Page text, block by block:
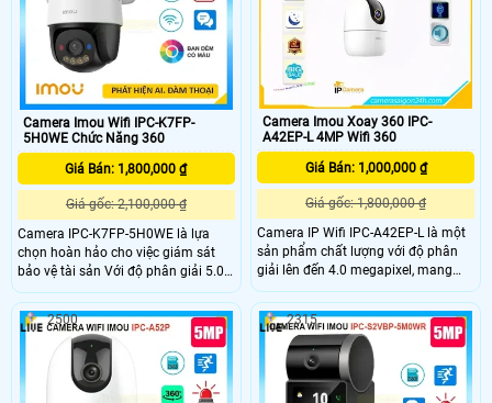
chống ngược sáng HDR
xoay 360 độ, thiết kế cao cấp.
Camera Imou Wifi IPC-K7FP-
5H0WE Chức Năng 360
Giá Bán: 1,800,000 ₫
Giá gốc: 2,100,000 ₫
Camera IPC-K7FP-5H0WE là lựa
chọn hoàn hảo cho việc giám sát
bảo vệ tài sản Với độ phân giải 5.0
megapixel camera không dây này
kết hợp khả năng phát hiện chuyển
động thông minh và phát hiện hình
dáng người. Đặc biệt, thiết bị này
trang bị đèn cảnh báo xâm nhập và
còi hú tại chỗ, giúp người dùng dễ
Camera Imou Xoay 360 IPC-
A42EP-L 4MP Wifi 360
Giá Bán: 1,000,000 ₫
Giá gốc: 1,800,000 ₫
Camera IP Wifi IPC-A42EP-L là một
sản phẩm chất lượng với độ phân
giải lên đến 4.0 megapixel, mang
đến hình ảnh sắc nét. Với khả năng
xem ban đêm thông qua công nghệ
hồng ngoại 10m, camera này hiệu
quả trong việc giám sát khu vực vào
buổi tối. Được trang bị công nghệ IP
Wifi, không giảm chất lượng hình
2500 2315